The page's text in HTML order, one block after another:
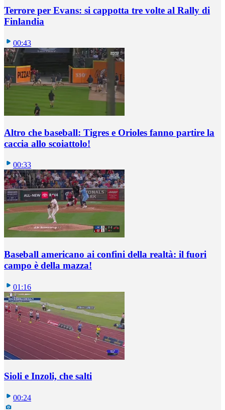
Terrore per Evans: si cappotta tre volte al Rally di
Finlandia
00:43
Altro che baseball: Tigres e Orioles fanno partire la
caccia allo scoiattolo!
00:33
Baseball americano ai confini della realtà: il fuori
campo è della mazza!
01:16
Sioli e Inzoli, che salti
00:24